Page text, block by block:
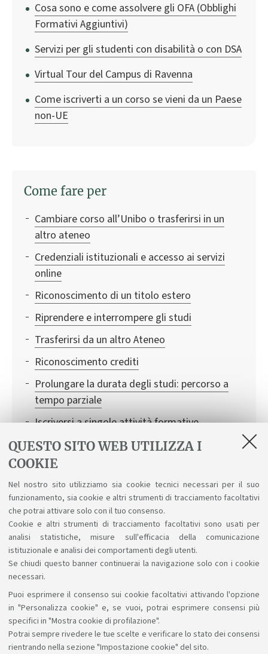
QUESTO SITO WEB UTILIZZA I
COOKIE
Nel nostro sito utilizziamo sia cookie tecnici necessari per il suo
funzionamento, sia cookie e altri strumenti di tracciamento facoltativi
che potrai attivare solo con il tuo consenso.
Cookie e altri strumenti di tracciamento facoltativi sono usati per
analisi statistiche, misure sull'efficacia della comunicazione
istituzionale e analisi dei comportamenti degli utenti.
Se chiudi questo banner continuerai la navigazione solo con i cookie
necessari.
Puoi esprimere il consenso sui cookie facoltativi attivando l'opzione
in "Personalizza cookie" e, se vuoi, potrai esprimere consensi più
specifici in "Mostra cookie di profilazione".
Potrai sempre rivedere le tue scelte e verificare lo stato dei consensi
rientrando nella sezione "Impostazione cookie" del sito.
Cosa sono e come assolvere gli OFA (Obblighi
Formativi Aggiuntivi)
Servizi per gli studenti con disabilità o con DSA
Virtual Tour del Campus di Ravenna
Come iscriverti a un corso se vieni da un Paese
non-UE
Come fare per
Cambiare corso all’Unibo o trasferirsi in un
altro ateneo
Credenziali istituzionali e accesso ai servizi
online
Riconoscimento di un titolo estero
Riprendere e interrompere gli studi
Trasferirsi da un altro Ateneo
Riconoscimento crediti
Prolungare la durata degli studi: percorso a
tempo parziale
Iscriversi a singole attività formative
Conciliare studio e carriera sportiva
Attivare una carriera alias
Conciliare studio e lavoro
AlmaMathematica
Sosteniamo il diritto alla conoscenza
Seguici su: